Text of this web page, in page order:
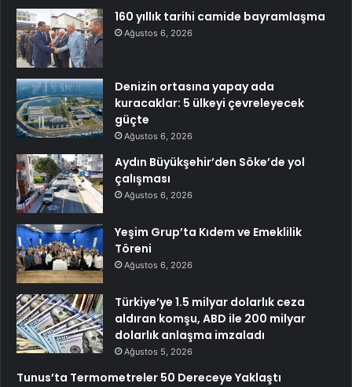
160 yıllık tarihi camide bayramlaşma
Ağustos 6, 2026
Denizin ortasına yapay ada
kuracaklar: 5 ülkeyi çevreleyecek
güçte
Ağustos 6, 2026
Aydın Büyükşehir’den Söke’de yol
çalışması
Ağustos 6, 2026
Yeşim Grup’ta Kıdem ve Emeklilik
Töreni
Ağustos 6, 2026
Türkiye’ye 1.5 milyar dolarlık ceza
aldıran komşu, ABD ile 200 milyar
dolarlık anlaşma imzaladı
Ağustos 5, 2026
Tunus’ta Termometreler 50 Dereceye Yaklaştı